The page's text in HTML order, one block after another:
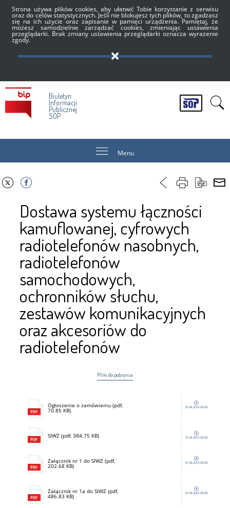
Strona używa plików cookies, aby ułatwić Tobie korzystanie z serwisu
oraz do celów statystycznych. Jeśli nie blokujesz tych plików, to zgadzasz
się na ich użycie oraz zapisanie w pamięci urządzenia. Pamiętaj, że
możesz samodzielnie zarządzać cookies, zmieniając ustawienia
przeglądarki. Brak zmiany ustawienia przeglądarki oznacza wyrażenie
zgody.
Biuletyn
Informacji
Publicznej
SOP
Menu
Dostawa systemu łączności
kamuflowanej, cyfrowych
radiotelefonów nasobnych,
radiotelefonów
samochodowych,
ochronników słuchu,
zestawów komunikacyjnych
oraz akcesoriów do
radiotelefonów
Pliki do pobrania
Ogłoszenie o zamówieniu (pdf,
70.85 KB) 10.04.2019 09:00
SIWZ (pdf, 384.75 KB) 10.04.2019 09:00
Załącznik nr 1 do SIWZ (pdf,
202.68 KB) 10.04.2019 09:00
Załącznik nr 1a do SIWZ (pdf,
486.83 KB) 10.04.2019 09:00